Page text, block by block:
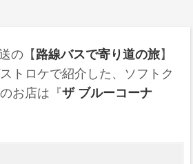
の【 路線バスで寄り道の旅】
トロケで紹介した、ソフトク
お店は『ザ ブルーコーナ